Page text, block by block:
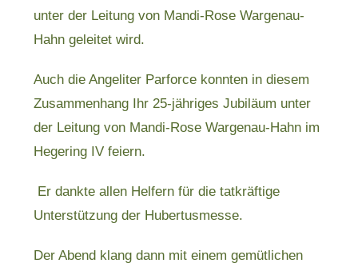
unter der Leitung von Mandi-Rose Wargenau-
Hahn geleitet wird.
Auch die Angeliter Parforce konnten in diesem
Zusammenhang Ihr 25-jähriges Jubiläum unter
der Leitung von Mandi-Rose Wargenau-Hahn im
Hegering IV feiern.
Er dankte allen Helfern für die tatkräftige
Unterstützung der Hubertusmesse.
Der Abend klang dann mit einem gemütlichen